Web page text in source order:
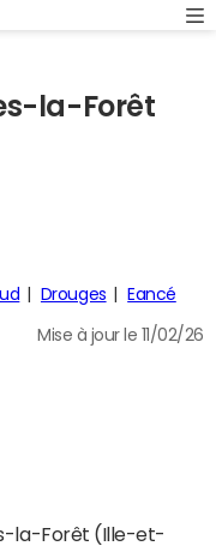
la-Forêt
Drouges Eancé
Mise à jour le 11/02/26
la-Forêt (Ille-et-